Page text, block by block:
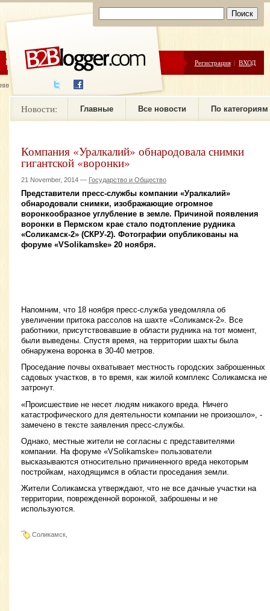
ЦЕНЫ ПОМОЩЬ Регистрация | ВХОД
новостей
Новости: Главные Все новости По категориям
Компания «Уралкалий» обнародовала снимки
гигантской «воронки»
21 November, 2014 — Государство и Общество
Представители пресс-службы компании «Уралкалий»
обнародовали снимки, изображающие огромное
воронкообразное углубление в земле. Причиной появления
воронки в Пермском крае стало подтопление рудника
«Соликамск-2» (СКРУ-2). Фотографии опубликованы на
форуме «VSolikamske» 20 ноября.
Напомним, что 18 ноября пресс-служба уведомляла об
увеличении притока рассолов на шахте «Соликамск-2». Все
работники, присутствовавшие в области рудника на тот момент,
были выведены. Спустя время, на территории шахты была
обнаружена воронка в 30-40 метров.
Проседание почвы охватывает местность городских заброшенных
садовых участков, в то время, как жилой комплекс Соликамска не
затронут.
«Происшествие не несет людям никакого вреда. Ничего
катастрофического для деятельности компании не произошло», -
замечено в тексте заявления пресс-службы.
Однако, местные жители не согласны с представителями
компании. На форуме «VSolikamske» пользователи
высказываются относительно причиненного вреда некоторым
постройкам, находящимся в области проседания земли.
Жители Соликамска утверждают, что не все дачные участки на
территории, поврежденной воронкой, заброшены и не
используются.
Соликамск,